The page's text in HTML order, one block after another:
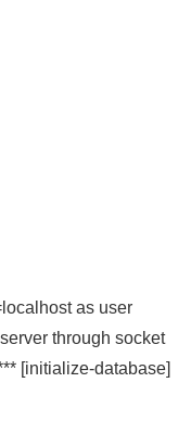
as user
through socket
[initialize-database]